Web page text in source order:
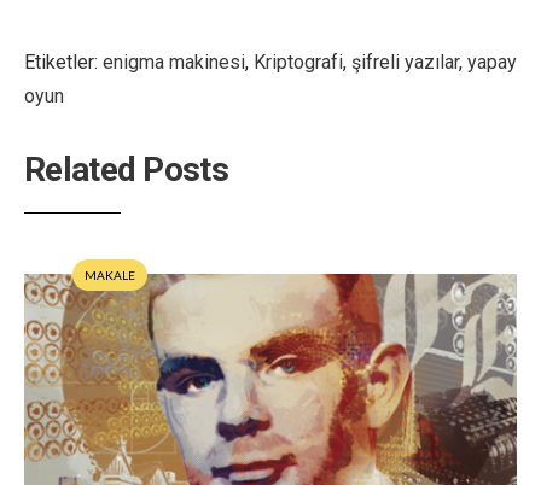
Etiketler: enigma makinesi, Kriptografi, şifreli yazılar, yapay
oyun
Related Posts
MAKALE